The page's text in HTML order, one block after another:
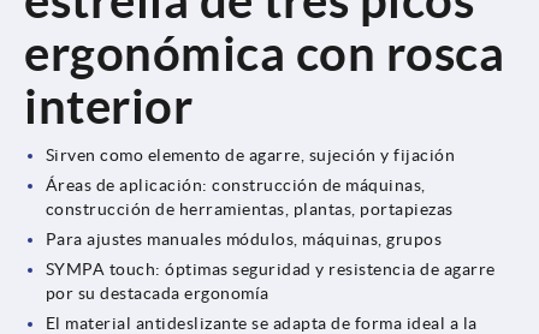
ergonómica con rosca
interior
Sirven como elemento de agarre, sujeción y fijación
Áreas de aplicación: construcción de máquinas,
construcción de herramientas, plantas, portapiezas
Para ajustes manuales módulos, máquinas, grupos
SYMPA touch: óptimas seguridad y resistencia de agarre
por su destacada ergonomía
El material antideslizante se adapta de forma ideal a la